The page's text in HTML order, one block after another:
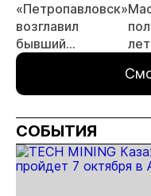
«Петропавловск»
возглавил
бывший
руководитель
«Полюс» Федор
Кирсанов
лет
СОБЫТИЯ